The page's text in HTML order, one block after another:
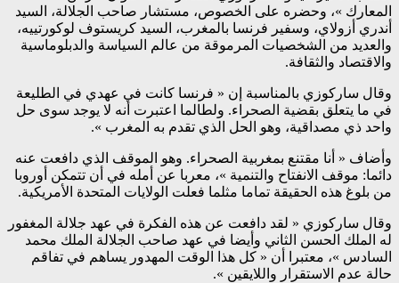
المعارك »، وحضره على الخصوص، مستشار صاحب الجلالة، السيد
أندري أزولاي، وسفير فرنسا بالمغرب، السيد كريستوف لوكورتييه،
والعديد من الشخصيات المرموقة من عالم السياسة والدبلوماسية
والاقتصاد والثقافة.
وقال ساركوزي بالمناسبة إن « فرنسا كانت في عهدي في الطليعة
في ما يتعلق بقضية الصحراء. ولطالما اعتبرت أنه لا يوجد سوى حل
واحد ذي مصداقية، وهو الحل الذي تقدم به المغرب ».
وأضاف « أنا مقتنع بمغربية الصحراء. وهو الموقف الذي دافعت عنه
دائما: موقف الانفتاح والتنمية »، معربا عن أمله في أن تتمكن أوروبا
من بلوغ هذه الحقيقة تماما مثلما فعلت الولايات المتحدة الأمريكية.
وقال ساركوزي « لقد دافعت عن هذه الفكرة في عهد جلالة المغفور
له الملك الحسن الثاني وأيضا في عهد صاحب الجلالة الملك محمد
السادس »، معتبرا أن « كل هذا الوقت المهدور يساهم في تفاقم
حالة عدم الاستقرار واللايقين ».